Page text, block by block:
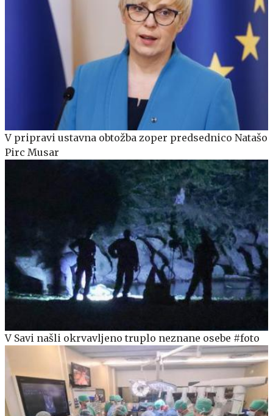
V pripravi ustavna obtožba zoper predsednico Natašo
Pirc Musar
V Savi našli okrvavljeno truplo neznane osebe #foto